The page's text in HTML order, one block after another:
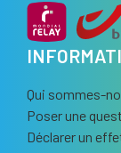
Qui sommes-
Poser une
Déclarer un